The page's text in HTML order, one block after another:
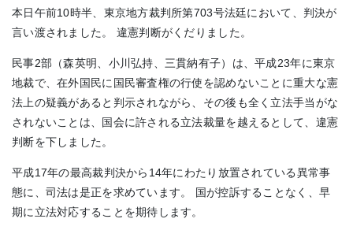
本日午前10時半、東京地方裁判所第703号法廷において、判決が
言い渡されました。 違憲判断がくだりました。
民事2部（森英明、小川弘持、三貫納有子）は、平成23年に東京
地裁で、在外国民に国民審査権の行使を認めないことに重大な憲
法上の疑義があると判示されながら、その後も全く立法手当がな
されないことは、国会に許される立法裁量を越えるとして、違憲
判断を下しました。
平成17年の最高裁判決から14年にわたり放置されている異常事
態に、司法は是正を求めています。 国が控訴することなく、早
期に立法対応することを期待します。